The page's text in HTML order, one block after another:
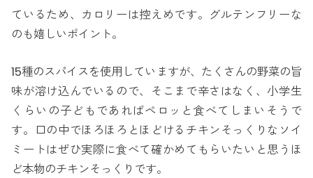
ているため、カロリーは控えめです。グルテンフリーな
のも嬉しいポイント。
15種のスパイスを使用していますが、たくさんの野菜の旨
味が溶け込んでいるので、そこまで辛さはなく、小学生
くらいの子どもであればペロッと食べてしまいそうで
す。口の中でほろほろとほどけるチキンそっくりなソイ
ミートはぜひ実際に食べて確かめてもらいたいと思うほ
ど本物のチキンそっくりです。